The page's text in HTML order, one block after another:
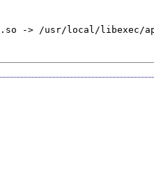
-> /usr/local/libexec/